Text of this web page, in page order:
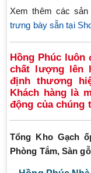
Xem thêm các
trưng bày sẵn tại
Hồng Phúc luôn
chất lượng lên
định thương
Khách hàng là
động của chúng
Tổng Kho Gạch
Phòng Tắm, Sàn